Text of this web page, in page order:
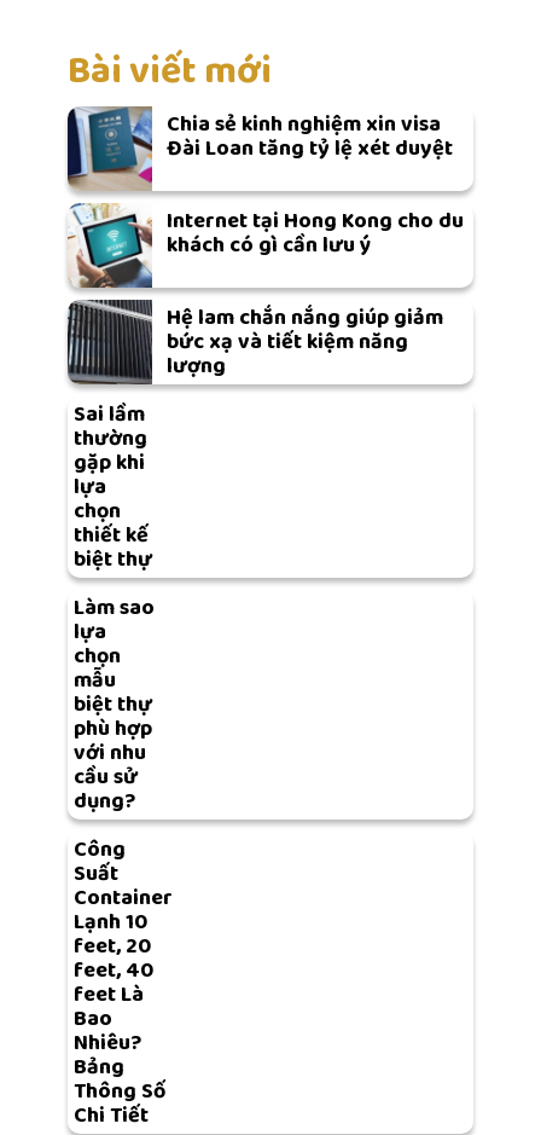
Bài viết mới
Chia sẻ kinh nghiệm xin visa
Đài Loan tăng tỷ lệ xét duyệt
Internet tại Hong Kong cho du
khách có gì cần lưu ý
Hệ lam chắn nắng giúp giảm
bức xạ và tiết kiệm năng
lượng
Sai lầm
thường
gặp khi
lựa
chọn
thiết kế
biệt thự
Làm sao
lựa
chọn
mẫu
biệt thự
phù hợp
với nhu
cầu sử
dụng?
Công
Suất
Container
Lạnh 10
feet, 20
feet, 40
feet Là
Bao
Nhiêu?
Bảng
Thông Số
Chi Tiết